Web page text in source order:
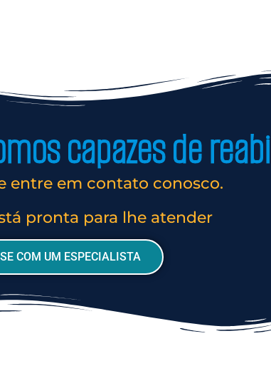
capazes de
entre em contato conosco.
pronta para lhe atender
COM UM ESPECIALISTA